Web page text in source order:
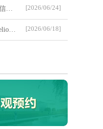
[2026/06/24]
【技术研讨】辽宁材料实验室郭可信材料表征中心理化分析联用新技术研讨会
[2026/06/18]
高分辨聚焦离子束双束电镜FIB (Helios 5 UX)恢复运行通知